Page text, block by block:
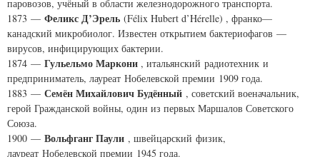
паровозов, учёный в области железнодорожного транспорта.
1873 — Феликс Д’Эрель (Félix Hubert d’Hérelle) , франко—
канадский микробиолог. Известен открытием бактериофагов —
вирусов, инфицирующих бактерии.
1874 — Гульельмо Маркони , итальянский радиотехник и
предприниматель, лауреат Нобелевской премии 1909 года.
1883 — Семён Михайлович Будённый , советский военачальник,
герой Гражданской войны, один из первых Маршалов Советского
Союза.
1900 — Вольфганг Паули , швейцарский физик,
лауреат Нобелевской премии 1945 года.